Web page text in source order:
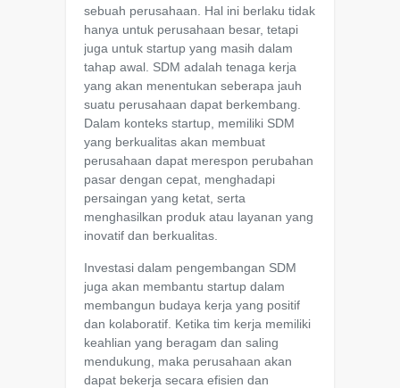
sebuah perusahaan. Hal ini berlaku tidak
hanya untuk perusahaan besar, tetapi
juga untuk startup yang masih dalam
tahap awal. SDM adalah tenaga kerja
yang akan menentukan seberapa jauh
suatu perusahaan dapat berkembang.
Dalam konteks startup, memiliki SDM
yang berkualitas akan membuat
perusahaan dapat merespon perubahan
pasar dengan cepat, menghadapi
persaingan yang ketat, serta
menghasilkan produk atau layanan yang
inovatif dan berkualitas.
Investasi dalam pengembangan SDM
juga akan membantu startup dalam
membangun budaya kerja yang positif
dan kolaboratif. Ketika tim kerja memiliki
keahlian yang beragam dan saling
mendukung, maka perusahaan akan
dapat bekerja secara efisien dan